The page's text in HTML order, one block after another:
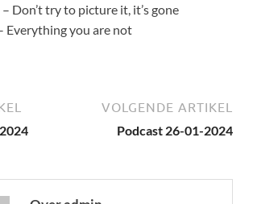
Don’t try to picture it, it’s gone
Everything you are not
VOLGENDE ARTIKEL
Podcast 26-01-2024